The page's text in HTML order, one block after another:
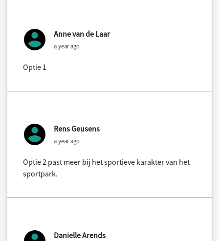
Anne van de Laar
a year ago
Optie 1
Rens Geusens
a year ago
Optie 2 past meer bij het sportieve karakter van het
sportpark.
Danielle Arends